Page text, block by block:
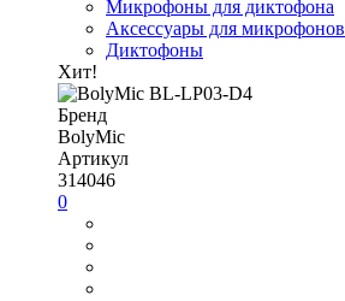
Микрофоны для диктофона
Аксессуары для микрофонов
Диктофоны
Хит!
Бренд
BolyMic
Артикул
314046
0